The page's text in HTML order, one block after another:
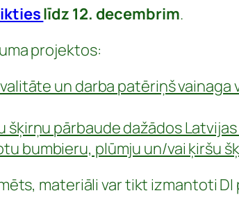
līdz 12. decembrim.
projektos:
un darba patēriņš
pārbaude dažādos Latvijas
bumbieru, plūmju un/vai ķiršu
materiāli var tikt izmantoti